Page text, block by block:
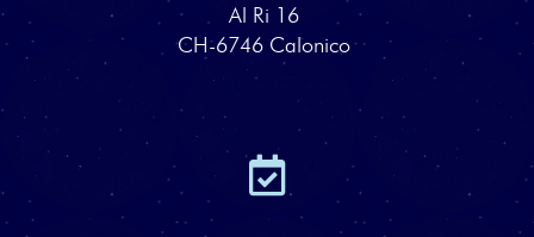
Al Ri 16
CH-6746 Calonico
